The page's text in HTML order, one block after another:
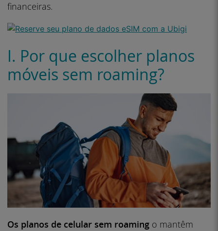
financeiras.
I. Por que escolher planos
móveis sem roaming?
Os planos de celular sem roaming o mantêm